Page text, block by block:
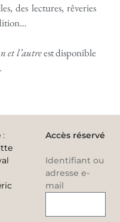
des lectures, rêveries
et l’autreest disponible
.
:
Accès réservé
Identifiant ou
adresse e-
mail